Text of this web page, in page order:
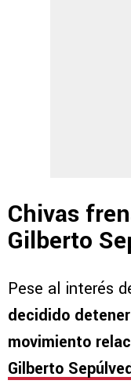
Chivas
Gilberto
Pese al interés
decidido
movimiento
Gilberto